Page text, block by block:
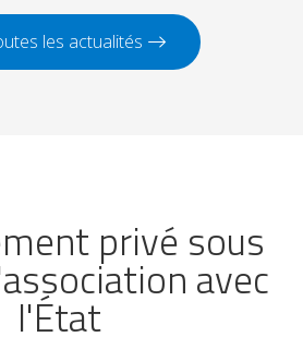
les actualités
privé sous
avec
l'État